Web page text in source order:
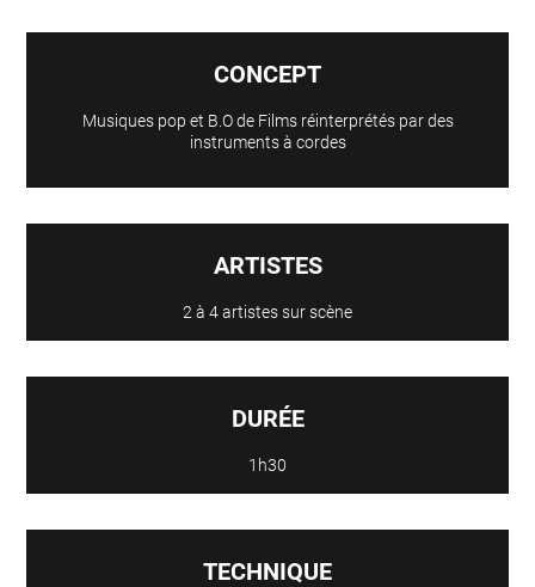
CONCEPT
Musiques pop et B.O de Films réinterprétés par des
instruments à cordes
ARTISTES
2 à 4 artistes sur scène
DURÉE
1h30
TECHNIQUE